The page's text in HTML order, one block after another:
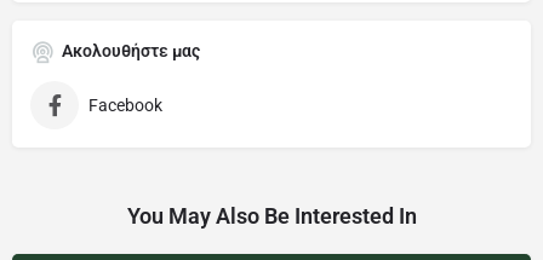
Ακολουθήστε μας
Facebook
You May Also Be Interested In